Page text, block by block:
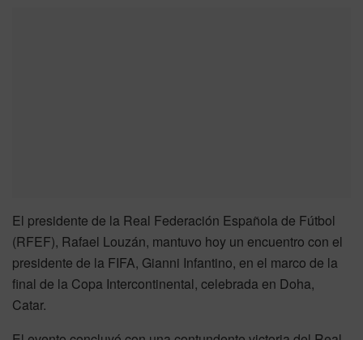
El presidente de la Real Federación Española de Fútbol
(RFEF), Rafael Louzán, mantuvo hoy un encuentro con el
presidente de la FIFA, Gianni Infantino, en el marco de la
final de la Copa Intercontinental, celebrada en Doha,
Catar.